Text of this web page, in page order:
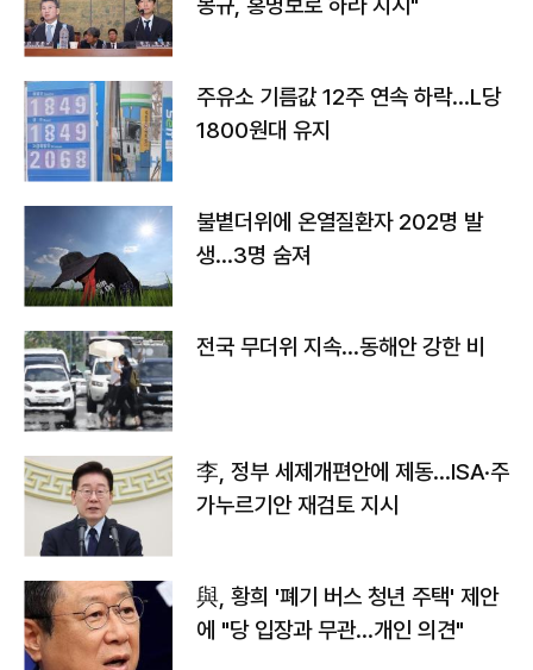
주유소 기름값 12주 연속 하락…L당
1800원대 유지
불볕더위에 온열질환자 202명 발
생…3명 숨져
전국 무더위 지속…동해안 강한 비
李, 정부 세제개편안에 제동…ISA·주
가누르기안 재검토 지시
與, 황희 '폐기 버스 청년 주택' 제안
에 "당 입장과 무관…개인 의견"